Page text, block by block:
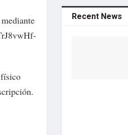
Recent News